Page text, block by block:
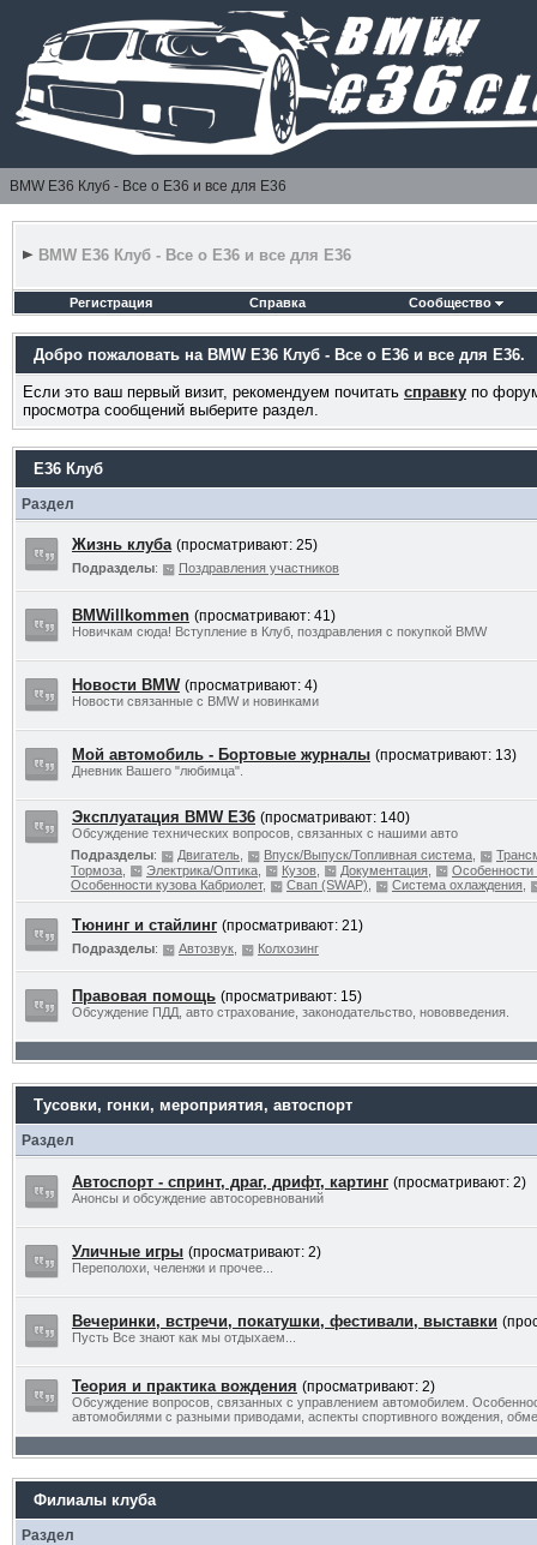
BMW E36 Клуб - Все о Е36 и все для Е36
BMW E36 Клуб - Все о Е36 и все для Е36
Регистрация Справка Сообщество
Добро пожаловать на BMW E36 Клуб - Все о Е36 и все для Е36.
Если это ваш первый визит, рекомендуем почитать справкупо
просмотра сообщений выберите раздел.
E36 Клуб
Раздел
Жизнь клуба (просматривают: 25)
Подразделы: Поздравления участников
BMWillkommen (просматривают: 41)
Новичкам сюда! Вступление в Клуб, поздравления с покупкой BMW
Новости BMW (просматривают: 4)
Новости связанные с BMW и новинками
Мой автомобиль - Бортовые журналы (просматривают: 13)
Дневник Вашего "любимца".
Эксплуатация BMW E36 (просматривают: 140)
Обсуждение технических вопросов, связанных с нашими авто
Подразделы: Двигатель, Впуск/Выпуск/Топливная система,
Тормоза, Электрика/Оптика, Кузов, Документация,
Особенности
Особенности кузова Кабриолет, Свап (SWAP) Система охлаждения,
Тюнинг и стайлинг (просматривают: 21)
Подразделы: Автозвук, Колхозинг
Правовая помощь (просматривают: 15)
Обсуждение ПДД, авто страхование, законодательство, нововведения.
Тусовки, гонки, мероприятия, автоспорт
Раздел
Автоспорт - спринт, драг, дрифт, картинг (просматривают: 2)
Анонсы и обсуждение автосоревнований
Уличные игры (просматривают: 2)
Переполохи, челенжи и прочее...
Вечеринки, встречи, покатушки, фестивали, выставки
Пусть Все знают как мы отдыхаем...
Теория и практика вождения (просматривают: 2)
Обсуждение вопросов, связанных с управлением автомобилем.
автомобилями с разными приводами, аспекты спортивного вождения,
Филиалы клуба
Раздел